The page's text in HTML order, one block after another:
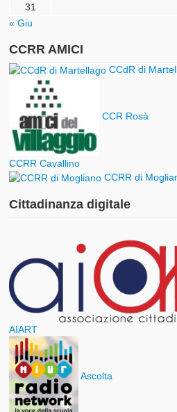
31
« Giu
CCRR AMICI
CCdR di
CCR Rosà
CCRR Cavallino
CCRR di
Cittadinanza digitale
AIART
Ascolta